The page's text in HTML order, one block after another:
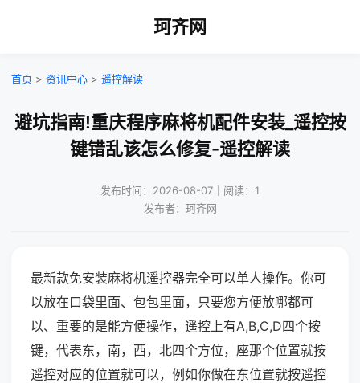
珂齐网
首页 > 资讯中心 > 遥控解读
避坑指南!重庆程序麻将机配件安装_遥控按
键错乱该怎么修复-遥控解读
发布时间：2026-08-07｜阅读：1
发布者：珂齐网
最新款免安装麻将机遥控器完全可以单人操作。你可
以放在口袋里面、包包里面，只要您方便放哪都可
以、重要的是能方便操作，遥控上有A,B,C,D四个按
键，代表东，南，西，北四个方位，座那个位置就按
遥控对应的位置就可以，例如你做在东位置就按遥控